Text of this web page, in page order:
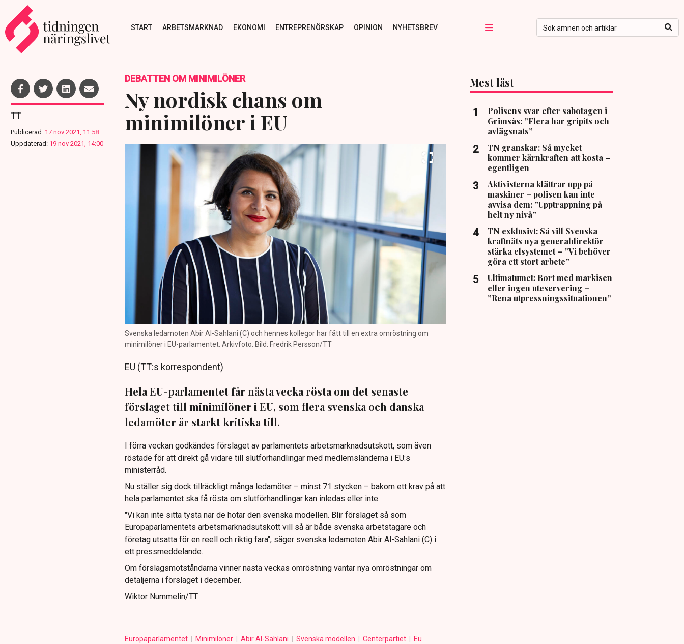
START ARBETSMARKNAD EKONOMI ENTREPRENÖRSKAP OPINION NYHETSBREV
TT
Publicerad: 17 nov 2021, 11:58
Uppdaterad: 19 nov 2021, 14:00
DEBATTEN OM MINIMILÖNER
Ny nordisk chans om
minimilöner i EU
Svenska ledamoten Abir Al-Sahlani (C) och hennes kollegor har fått till en extra omröstning om
minimilöner i EU-parlamentet. Arkivfoto. Bild: Fredrik Persson/TT
EU (TT:s korrespondent)
Hela EU-parlamentet får nästa vecka rösta om det senaste
förslaget till minimilöner i EU, som flera svenska och danska
ledamöter är starkt kritiska till.
I förra veckan godkändes förslaget av parlamentets arbetsmarknadsutskott, som även
röstade för att direkt gå vidare till slutförhandlingar med medlemsländerna i EU:s
ministerråd.
Nu ställer sig dock tillräckligt många ledamöter – minst 71 stycken – bakom ett krav på att
hela parlamentet ska få rösta om slutförhandlingar kan inledas eller inte.
"Vi kan inte sitta tysta när de hotar den svenska modellen. Blir förslaget så som
Europaparlamentets arbetsmarknadsutskott vill så är både svenska arbetstagare och
företag utsatta för en reell och riktig fara", säger svenska ledamoten Abir Al-Sahlani (C) i
ett pressmeddelande.
Om förslagsmotståndarna vinner nästa veckas omröstning väntar nya omröstningar om
detaljerna i förslaget i december.
Wiktor Nummelin/TT
Europaparlamentet Minimilöner Abir Al-Sahlani Svenska modellen Centerpartiet Eu
Mest läst
Polisens svar efter sabotagen i
Grimsås: ”Flera har gripits och
avlägsnats”
TN granskar: Så mycket
kommer kärnkraften att kosta –
egentligen
Aktivisterna klättrar upp på
maskiner – polisen kan inte
avvisa dem: ”Upptrappning på
helt ny nivå”
TN exklusivt: Så vill Svenska
kraftnäts nya generaldirektör
stärka elsystemet – ”Vi behöver
göra ett stort arbete”
Ultimatumet: Bort med markisen
eller ingen uteservering –
”Rena utpressningssituationen”